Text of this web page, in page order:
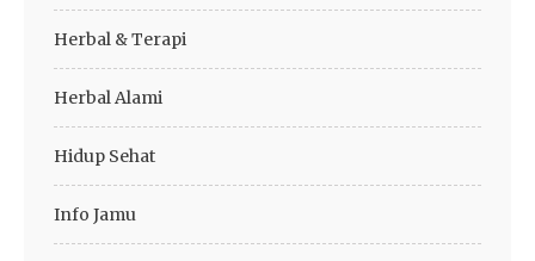
Herbal & Terapi
Herbal Alami
Hidup Sehat
Info Jamu